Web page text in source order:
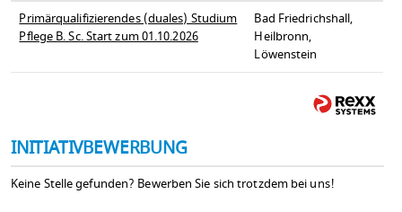
Primärqualifizierendes (duales) Studium
Pflege B. Sc. Start zum 01.10.2026
Bad Friedrichshall,
Heilbronn,
Löwenstein
INITIATIVBEWERBUNG
Keine Stelle gefunden? Bewerben Sie sich trotzdem bei uns!